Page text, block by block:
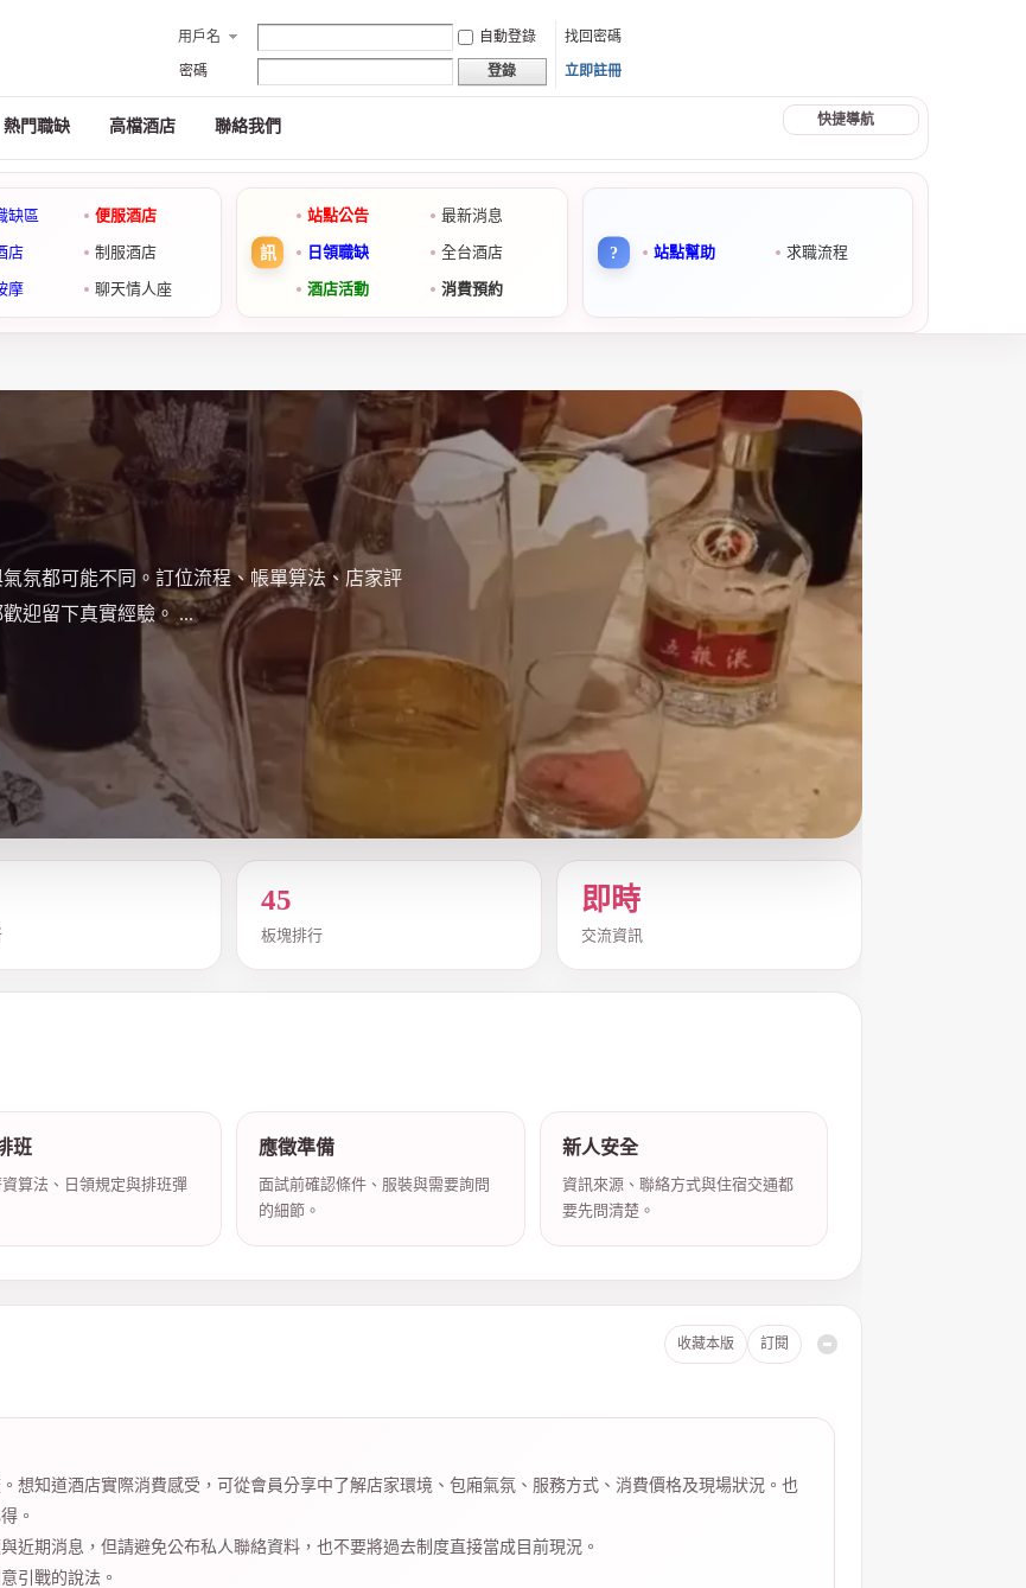
用戶名 自動登錄 找回密碼
密碼 登錄 立即註冊
快捷導航
熱門職缺 高檔酒店 聯絡我們
缺區 便服酒店
店 制服酒店
摩 聊天情人座
站點公告 最新消息
日領職缺 全台酒店
酒店活動 消費預約
站點幫助 求職流程
氛都可能不同。訂位流程、帳單算法、店家評
迎留下真實經驗。 ...
45
板塊排行
即時
交流資訊
班
資算法、日領規定與排班彈
應徵準備
面試前確認條件、服裝與需要詢問
的細節。
新人安全
資訊來源、聯絡方式與住宿交通都
要先問清楚。
收藏本版 訂閱
想知道酒店實際消費感受，可從會員分享中了解店家環境、包廂氣氛、服務方式、消費價格及現場狀況。也
。
近期消息，但請避免公布私人聯絡資料，也不要將過去制度直接當成目前現況。
引戰的說法。